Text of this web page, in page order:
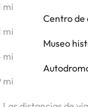
mi
mi
mi
mi
Centro de
Museo